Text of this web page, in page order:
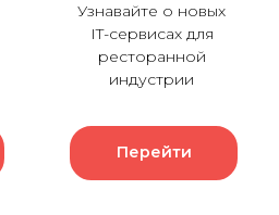
Узнавайте о новых
IT-сервисах для
ресторанной
индустрии
Перейти